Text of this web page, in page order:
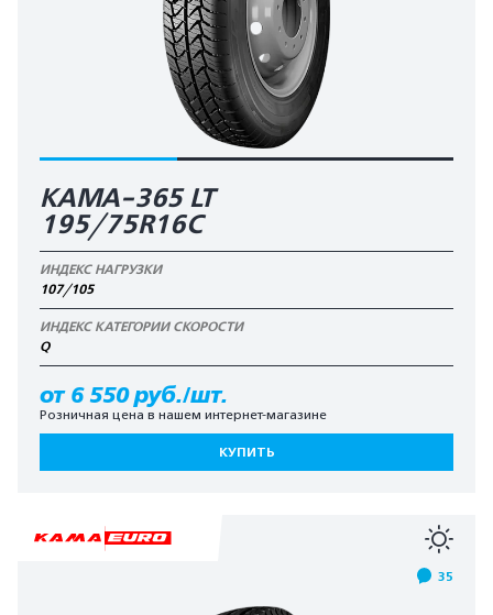
КАМА-365 LT
195/75R16C
ИНДЕКС НАГРУЗКИ
107/105
ИНДЕКС КАТЕГОРИИ СКОРОСТИ
Q
от 6 550 руб./шт.
Розничная цена в нашем интернет-магазине
КУПИТЬ
35